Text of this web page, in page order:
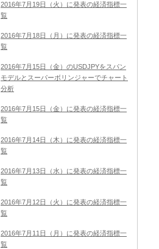
2016年7月19日（火）に発表の経済指標一
覧
2016年7月18日（月）に発表の経済指標一
覧
2016年7月15日（金）のUSDJPYをスパン
モデルとスーパーボリンジャーでチャート
分析
2016年7月15日（金）に発表の経済指標一
覧
2016年7月14日（木）に発表の経済指標一
覧
2016年7月13日（水）に発表の経済指標一
覧
2016年7月12日（火）に発表の経済指標一
覧
2016年7月11日（月）に発表の経済指標一
覧